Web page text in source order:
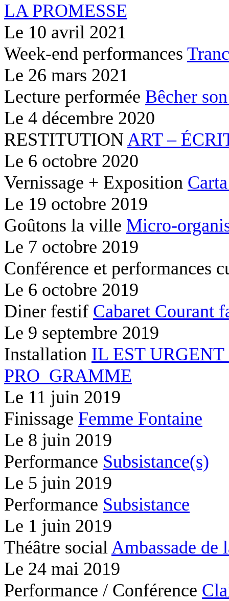
LA PROMESSE
Le 10 avril 2021
Week-end performances
Le 26 mars 2021
Lecture performée Bêcher
Le 4 décembre 2020
RESTITUTIONART –
Le 6 octobre 2020
Vernissage + Exposition
Le 19 octobre 2019
Goûtons la ville Micro-
Le 7 octobre 2019
Conférence et performances
Le 6 octobre 2019
Diner festif Cabaret Courant
Le 9 septembre 2019
Installation IL EST URGENT
PRO_GRAMME
Le 11 juin 2019
Finissage Femme Fontaine
Le 8 juin 2019
Performance Subsistance(s)
Le 5 juin 2019
Performance Subsistance
Le 1 juin 2019
Théâtre socialAmbassade de
Le 24 mai 2019
Performance / Conférence